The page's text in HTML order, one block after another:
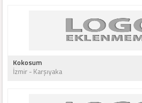
Kokosum
İzmir - Karşıyaka